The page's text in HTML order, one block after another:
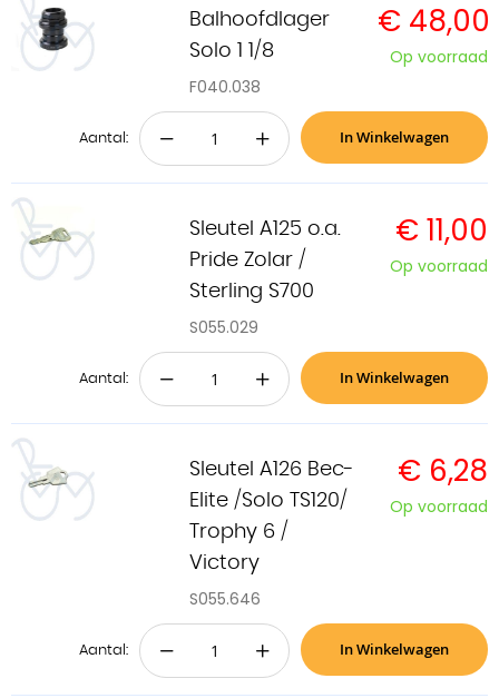
Balhoofdlager
Solo 1 1/8
F040.038
€ 48,00
Op voorraad
Aantal: − + In Winkelwagen
Sleutel A125 o.a.
Pride Zolar /
Sterling S700
S055.029
€ 11,00
Op voorraad
Aantal: − + In Winkelwagen
Sleutel A126 Bec-
Elite /Solo TS120/
Trophy 6 /
Victory
S055.646
€ 6,28
Op voorraad
Aantal: − + In Winkelwagen